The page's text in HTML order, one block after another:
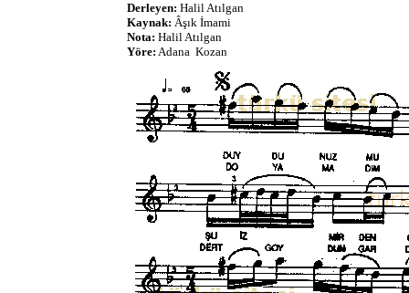
Derleyen: Halil Atılgan
Kaynak: Âşık İmami
Nota: Halil Atılgan
Yöre: Adana Kozan